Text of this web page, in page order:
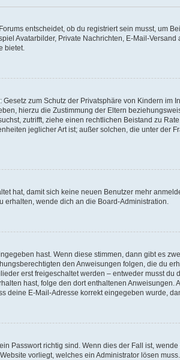
entscheidet, ob du registriert sein musst, um
Avatarbilder, Private Nachrichten, E-Mail-
bietet.
zum Schutz der Privatsphäre von Kindern im
hierzu die Zustimmung der Eltern
zutrifft, ziehe einen rechtlichen Beistand zu
jeglicher Art ist; außer solchen, die unter der
hat, damit sich keine neuen Benutzer mehr
erhalten, wende dich an die Board-Administration.
hast. Wenn diese stimmen, dann gibt es
den Anweisungen folgen, die du
erst freigeschaltet werden – entweder musst du
hast, folge den dort enthaltenen
E-Mail-Adresse korrekt eingegeben wurde,
Passwort richtig sind. Wenn dies der Fall ist,
vorliegt, welches ein Administrator lösen muss.